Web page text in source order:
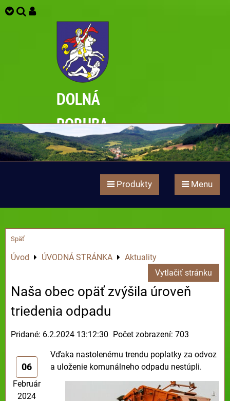
DOLNÁ
PORUBA
Produkty Menu
Späť
Úvod ÚVODNÁ STRÁNKA
Aktuality
Vytlačiť stránku
Naša obec opäť zvýšila úroveň
triedenia odpadu
Pridané: 6.2.2024 13:12:30 Počet zobrazení: 703
06
Február
2024
Vďaka nastolenému trendu poplatky za odvoz
a uloženie komunálneho odpadu nestúpli.